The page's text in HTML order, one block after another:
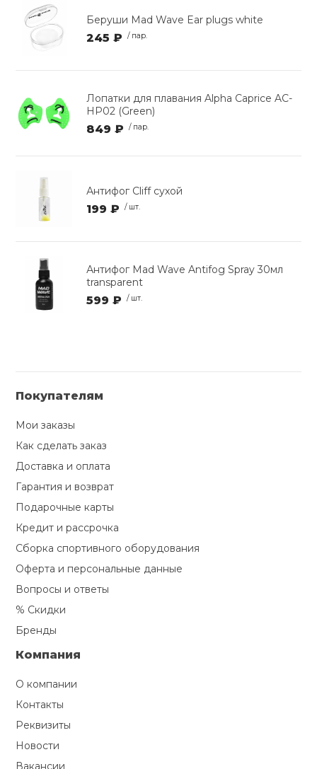
Беруши Mad Wave Ear plugs white
245 ₽ / пар.
Лопатки для плавания Alpha Caprice AC-
HP02 (Green)
849 ₽ / пар.
Антифог Cliff сухой
199 ₽ / шт.
Антифог Mad Wave Antifog Spray 30мл
transparent
599 ₽ / шт.
Покупателям
Мои заказы
Как сделать заказ
Доставка и оплата
Гарантия и возврат
Подарочные карты
Кредит и рассрочка
Сборка спортивного оборудования
Оферта и персональные данные
Вопросы и ответы
% Скидки
Бренды
Компания
О компании
Контакты
Реквизиты
Новости